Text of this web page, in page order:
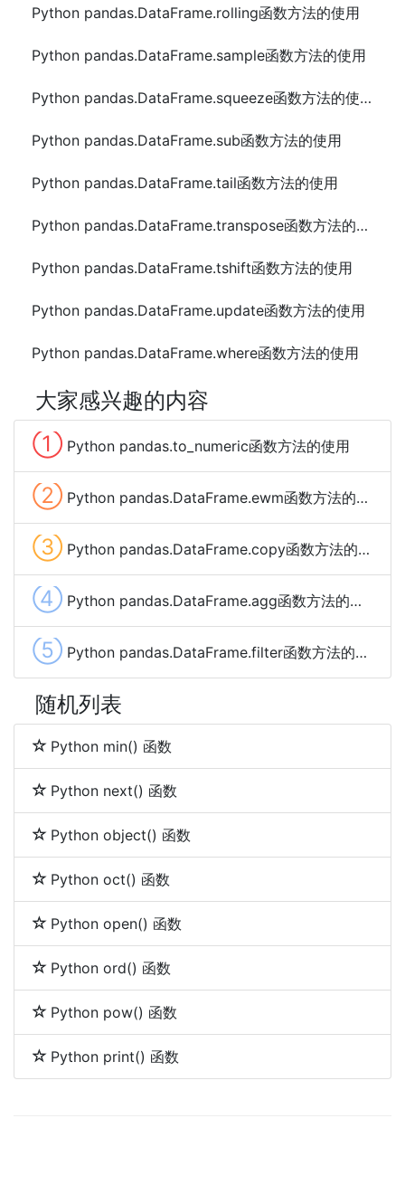
Python pandas.DataFrame.rolling函数方法的使用
Python pandas.DataFrame.sample函数方法的使用
Python pandas.DataFrame.squeeze函数方法的使用
Python pandas.DataFrame.sub函数方法的使用
Python pandas.DataFrame.tail函数方法的使用
Python pandas.DataFrame.transpose函数方法的使用
Python pandas.DataFrame.tshift函数方法的使用
Python pandas.DataFrame.update函数方法的使用
Python pandas.DataFrame.where函数方法的使用
大家感兴趣的内容
① Python pandas.to_numeric函数方法的使用
② Python pandas.DataFrame.ewm函数方法的使用
③ Python pandas.DataFrame.copy函数方法的使用
④ Python pandas.DataFrame.agg函数方法的使用
⑤ Python pandas.DataFrame.filter函数方法的使用
随机列表
Python min() 函数
Python next() 函数
Python object() 函数
Python oct() 函数
Python open() 函数
Python ord() 函数
Python pow() 函数
Python print() 函数